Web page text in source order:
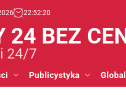
22:52:20
24 BEZ
24/7
Publicystyka